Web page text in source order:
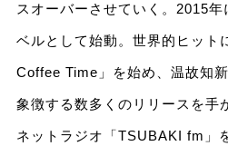
スオーバーさせていく。2015
ベルとして始動。世界的ヒッ
Coffee Time」を始め、温故知
象徴する数多くのリリースを手
ネットラジオ「TSUBAKI fm」